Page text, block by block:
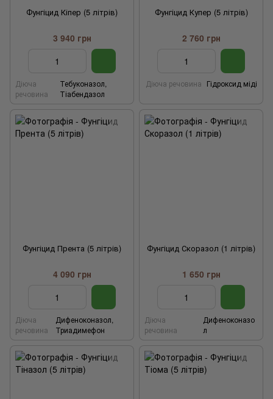
Фунгіцид Кіпер (5 літрів)
3 940 грн
Діюча
речовина
Тебуконазол,
Тіабендазол
Фунгіцид Купер (5 літрів)
2 760 грн
Діюча речовина Гідроксид міді
Фунгіцид Прента (5 літрів)
4 090 грн
Діюча
речовина
Дифеноконазол,
Триадимефон
Фунгіцид Скоразол (1 літрів)
1 650 грн
Діюча
речовина
Дифеноконазо
л